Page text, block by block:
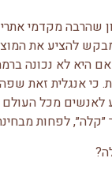
שהרבה מקדמי
להציע את
היא לא נכונה
כי אנגלית זאת
לאנשים מכל
״קלה״, לפחות